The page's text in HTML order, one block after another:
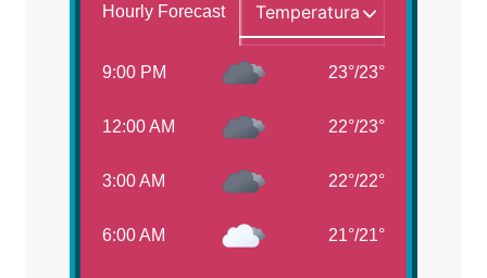
Hourly Forecast
9:00 PM 23°/23°
12:00 AM 22°/23°
3:00 AM 22°/22°
6:00 AM 21°/21°